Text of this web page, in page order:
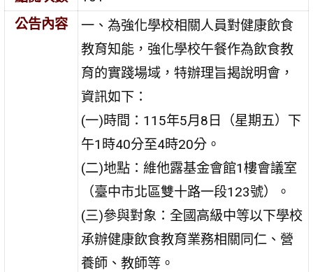
公告內容
一、為強化學校相關人員對健康飲食
教育知能，強化學校午餐作為飲食教
育的實踐場域，特辦理旨揭說明會，
資訊如下：
(一)時間：115年5月8日（星期五）下
午1時40分至4時20分。
(二)地點：維他露基金會館1樓會議室
（臺中市北區雙十路一段123號）。
(三)參與對象：全國高級中等以下學校
承辦健康飲食教育業務相關同仁、營
養師、教師等。